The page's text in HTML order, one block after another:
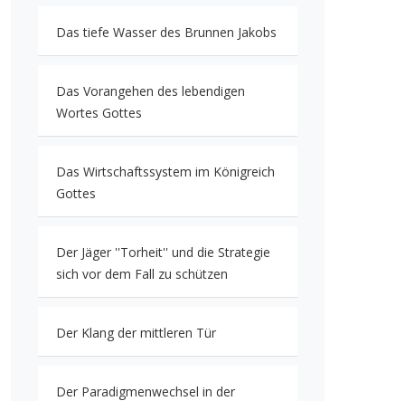
Das tiefe Wasser des Brunnen Jakobs
Das Vorangehen des lebendigen
Wortes Gottes
Das Wirtschaftssystem im Königreich
Gottes
Der Jäger ''Torheit'' und die Strategie
sich vor dem Fall zu schützen
Der Klang der mittleren Tür
Der Paradigmenwechsel in der